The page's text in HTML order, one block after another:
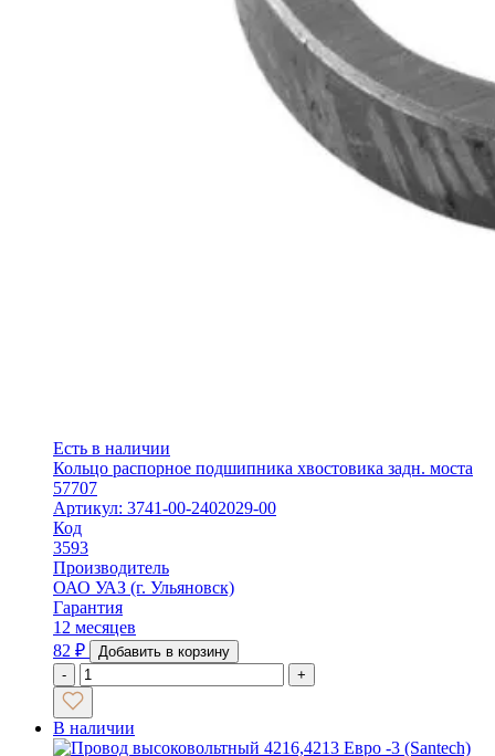
Есть в наличии
Кольцо распорное подшипника хвостовика задн. моста
57707
Артикул: 3741-00-2402029-00
Код
3593
Производитель
ОАО УАЗ (г. Ульяновск)
Гарантия
12 месяцев
82 ₽
Добавить в корзину
-
+
В наличии